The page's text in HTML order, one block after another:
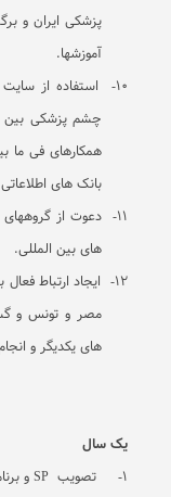
پزشکی ایران و
آموزشها.
10-
استفاده از
چشم پزشکی بین
همکارهای فی ما
بانک های
11-
دعوت از
های بین المللی.
12-
ایجاد ارتباط
مصر و تونس و
های یکدیگر و
یک سال
1-
تصویب SPو